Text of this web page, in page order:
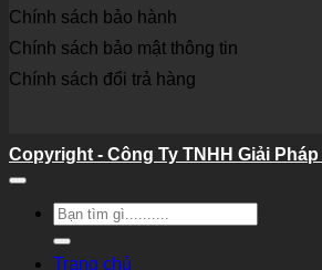
Chính sách bảo hành
Chính sách bảo mật thông tin
Chính sách đổi trả hàng
Copyright - Công Ty TNHH Giải Pháp
Tìm
kiếm:
Trang chủ